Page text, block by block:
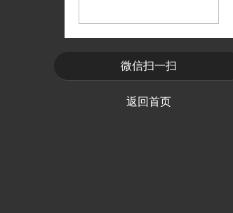
微信扫一扫
返回首页